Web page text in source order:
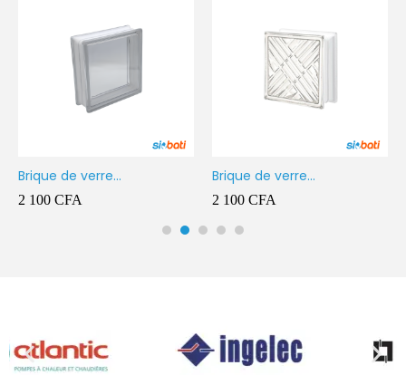
Brique de verre
190X190X80MM Transparent
2 100 CFA
Brique de verre
190X190X80MM CROSS
2 100 CFA